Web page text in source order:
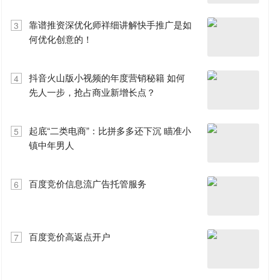
3
靠谱推资深优化师祥细讲解快手推广是如
何优化创意的！
4
抖音火山版小视频的年度营销秘籍 如何
先人一步，抢占商业新增长点？
5
起底“二类电商”：比拼多多还下沉 瞄准小
镇中年男人
6 百度竞价信息流广告托管服务
7 百度竞价高返点开户